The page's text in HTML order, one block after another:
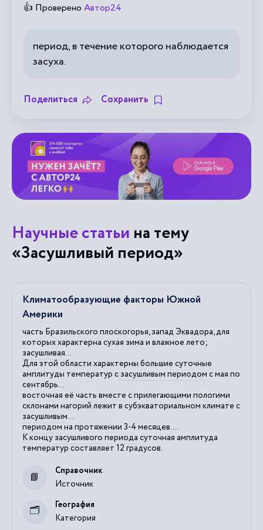
👍 Проверено Автор24
период, в течение которого наблюдается
засуха.
Поделиться Сохранить
Научные статьи на тему
«Засушливый период»
Климатообразующие факторы Южной
Америки
часть Бразильского плоскогорья, запад Эквадора, для
которых характерна сухая зима и влажное лето;
засушливая...
Для этой области характерны большие суточные
амплитуды температур с засушливым периодом с мая по
сентябрь...
восточная её часть вместе с прилегающими пологими
склонами нагорий лежит в субэкваториальном климате с
засушливым...
периодомна протяжении 3-4 месяцев....
К концузасушливого периода суточная амплитуда
температур составляет 12 градусов.
Источник
Справочник
Категория
География